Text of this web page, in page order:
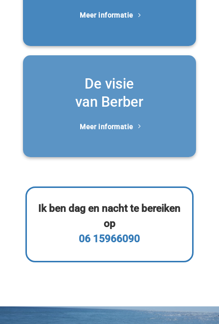
Meer informatie
De visie
van Berber
Meer informatie
Ik ben dag en nacht te bereiken
op
06 15966090